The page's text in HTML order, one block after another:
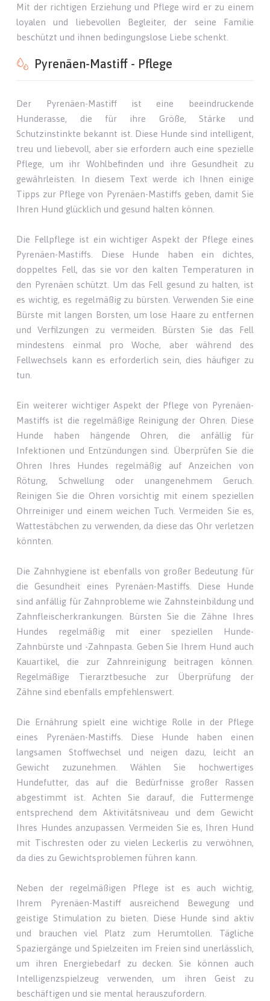
Mit der richtigen Erziehung und Pflege wird er zu einem
loyalen und liebevollen Begleiter, der seine Familie
beschützt und ihnen bedingungslose Liebe schenkt.
Pyrenäen-Mastiff - Pflege
Der Pyrenäen-Mastiff ist eine beeindruckende
Hunderasse, die für ihre Größe, Stärke und
Schutzinstinkte bekannt ist. Diese Hunde sind intelligent,
treu und liebevoll, aber sie erfordern auch eine spezielle
Pflege, um ihr Wohlbefinden und ihre Gesundheit zu
gewährleisten. In diesem Text werde ich Ihnen einige
Tipps zur Pflege von Pyrenäen-Mastiffs geben, damit Sie
Ihren Hund glücklich und gesund halten können.
Die Fellpflege ist ein wichtiger Aspekt der Pflege eines
Pyrenäen-Mastiffs. Diese Hunde haben ein dichtes,
doppeltes Fell, das sie vor den kalten Temperaturen in
den Pyrenäen schützt. Um das Fell gesund zu halten, ist
es wichtig, es regelmäßig zu bürsten. Verwenden Sie eine
Bürste mit langen Borsten, um lose Haare zu entfernen
und Verfilzungen zu vermeiden. Bürsten Sie das Fell
mindestens einmal pro Woche, aber während des
Fellwechsels kann es erforderlich sein, dies häufiger zu
tun.
Ein weiterer wichtiger Aspekt der Pflege von Pyrenäen-
Mastiffs ist die regelmäßige Reinigung der Ohren. Diese
Hunde haben hängende Ohren, die anfällig für
Infektionen und Entzündungen sind. Überprüfen Sie die
Ohren Ihres Hundes regelmäßig auf Anzeichen von
Rötung, Schwellung oder unangenehmem Geruch.
Reinigen Sie die Ohren vorsichtig mit einem speziellen
Ohrreiniger und einem weichen Tuch. Vermeiden Sie es,
Wattestäbchen zu verwenden, da diese das Ohr verletzen
könnten.
Die Zahnhygiene ist ebenfalls von großer Bedeutung für
die Gesundheit eines Pyrenäen-Mastiffs. Diese Hunde
sind anfällig für Zahnprobleme wie Zahnsteinbildung und
Zahnfleischerkrankungen. Bürsten Sie die Zähne Ihres
Hundes regelmäßig mit einer speziellen Hunde-
Zahnbürste und -Zahnpasta. Geben Sie Ihrem Hund auch
Kauartikel, die zur Zahnreinigung beitragen können.
Regelmäßige Tierarztbesuche zur Überprüfung der
Zähne sind ebenfalls empfehlenswert.
Die Ernährung spielt eine wichtige Rolle in der Pflege
eines Pyrenäen-Mastiffs. Diese Hunde haben einen
langsamen Stoffwechsel und neigen dazu, leicht an
Gewicht zuzunehmen. Wählen Sie hochwertiges
Hundefutter, das auf die Bedürfnisse großer Rassen
abgestimmt ist. Achten Sie darauf, die Futtermenge
entsprechend dem Aktivitätsniveau und dem Gewicht
Ihres Hundes anzupassen. Vermeiden Sie es, Ihren Hund
mit Tischresten oder zu vielen Leckerlis zu verwöhnen,
da dies zu Gewichtsproblemen führen kann.
Neben der regelmäßigen Pflege ist es auch wichtig,
Ihrem Pyrenäen-Mastiff ausreichend Bewegung und
geistige Stimulation zu bieten. Diese Hunde sind aktiv
und brauchen viel Platz zum Herumtollen. Tägliche
Spaziergänge und Spielzeiten im Freien sind unerlässlich,
um ihren Energiebedarf zu decken. Sie können auch
Intelligenzspielzeug verwenden, um ihren Geist zu
beschäftigen und sie mental herauszufordern.